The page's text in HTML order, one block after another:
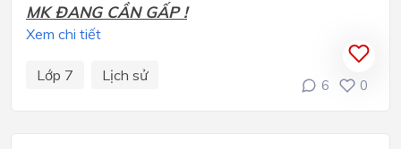
MK ĐANG CẦN GẤP !
Xem chi tiết
Lớp 7 Lịch sử
6 0